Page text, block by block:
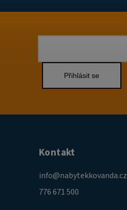
Přihlásit se
Kontakt
info@nabytekkovanda.cz
776 671 500